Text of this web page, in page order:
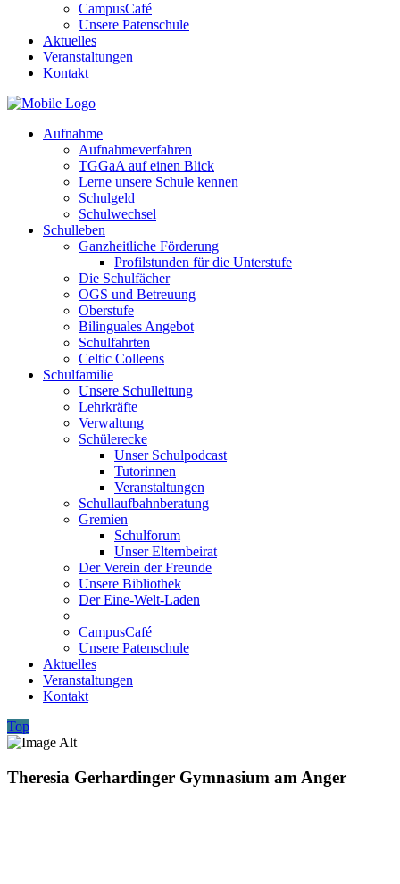
CampusCafé
Unsere Patenschule
Aktuelles
Veranstaltungen
Kontakt
Aufnahme
Aufnahmeverfahren
TGGaA auf einen Blick
Lerne unsere Schule kennen
Schulgeld
Schulwechsel
Schulleben
Ganzheitliche Förderung
Profilstunden für die Unterstufe
Die Schulfächer
OGS und Betreuung
Oberstufe
Bilinguales Angebot
Schulfahrten
Celtic Colleens
Schulfamilie
Unsere Schulleitung
Lehrkräfte
Verwaltung
Schülerecke
Unser Schulpodcast
Tutorinnen
Veranstaltungen
Schullaufbahnberatung
Gremien
Schulforum
Unser Elternbeirat
Der Verein der Freunde
Unsere Bibliothek
Der Eine-Welt-Laden
CampusCafé
Unsere Patenschule
Aktuelles
Veranstaltungen
Kontakt
Top
Theresia Gerhardinger Gymnasium am Anger